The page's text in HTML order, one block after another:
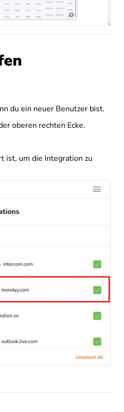
du ein neuer Benutzer bist.
oberen rechten Ecke.
ist, um die Integration zu